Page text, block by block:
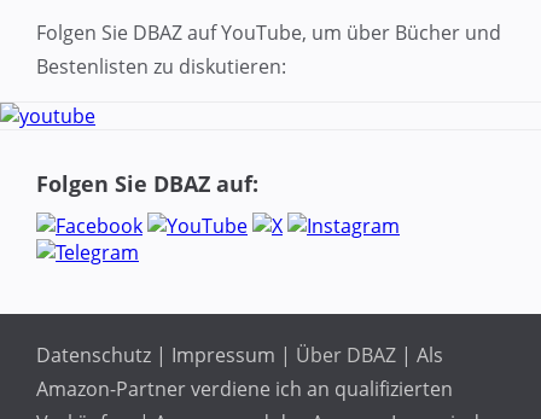
Folgen Sie DBAZ auf YouTube, um über Bücher und
Bestenlisten zu diskutieren:
Folgen Sie DBAZ auf:
Datenschutz | Impressum | Über DBAZ | Als
Amazon-Partner verdiene ich an qualifizierten